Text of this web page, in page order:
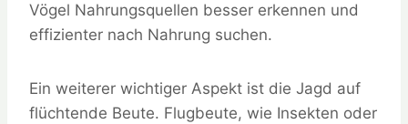
Vögel Nahrungsquellen besser erkennen und
effizienter nach Nahrung suchen.
Ein weiterer wichtiger Aspekt ist die Jagd auf
flüchtende Beute. Flugbeute, wie Insekten oder